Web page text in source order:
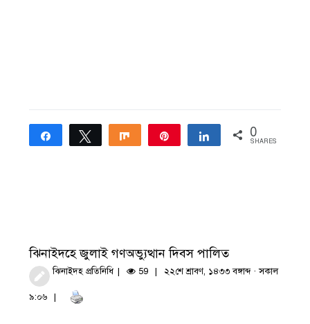
Share Tweet Share Share 0
SHARES
ঝিনাইদহে জুলাই গণঅভ্যুত্থান দিবস পালিত
ঝিনাইদহ প্রতিনিধি 59 ২২শে শ্রাবণ, ১৪৩৩ বঙ্গাব্দ · সকাল
৯:০৬